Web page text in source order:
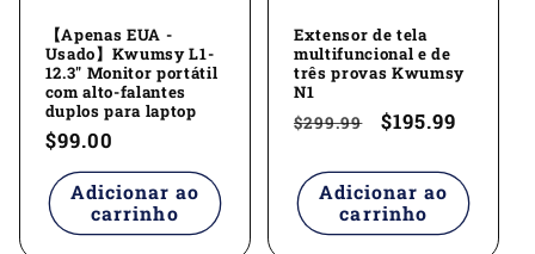
【Apenas EUA -
Usado】Kwumsy L1-
12.3" Monitor portátil
com alto-falantes
duplos para laptop
Preço
normal
$99.00
Adicionar ao
carrinho
Extensor de tela
multifuncional e de
três provas Kwumsy
N1
Preço
$299.99
Preço
$195.99
Adicionar ao
carrinho